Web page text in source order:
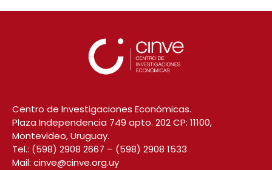
Centro de Investigaciones Económicas.
Plaza Independencia 749 apto. 202 CP: 11100,
Montevideo, Uruguay.
Tel.: (598) 2908 2667 – (598) 2908 1533
Mail: cinve@cinve.org.uy